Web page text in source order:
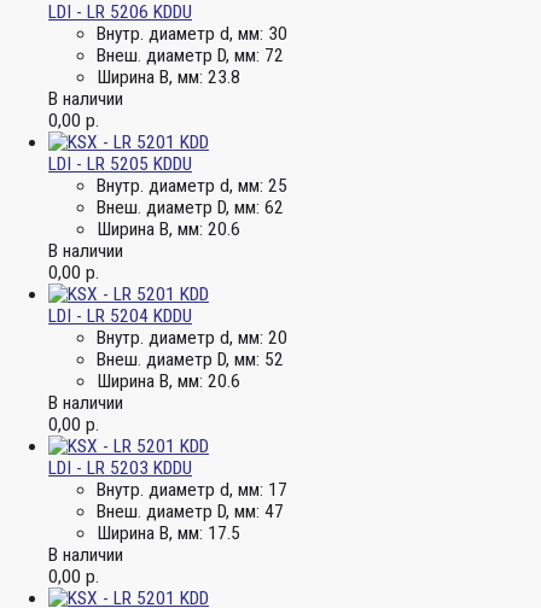
LDI - LR 5206 KDDU
Внутр. диаметр d, мм: 30
Внеш. диаметр D, мм: 72
Ширина B, мм: 23.8
В наличии
0,00 р.
LDI - LR 5205 KDDU
Внутр. диаметр d, мм: 25
Внеш. диаметр D, мм: 62
Ширина B, мм: 20.6
В наличии
0,00 р.
LDI - LR 5204 KDDU
Внутр. диаметр d, мм: 20
Внеш. диаметр D, мм: 52
Ширина B, мм: 20.6
В наличии
0,00 р.
LDI - LR 5203 KDDU
Внутр. диаметр d, мм: 17
Внеш. диаметр D, мм: 47
Ширина B, мм: 17.5
В наличии
0,00 р.